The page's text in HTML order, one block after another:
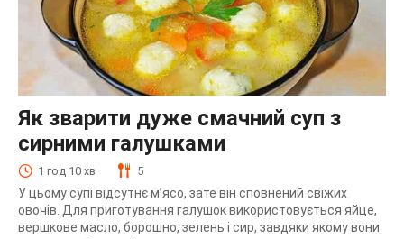
Як зварити дуже смачний суп з
сирними галушками
1 год 10 хв 5
У цьому супі відсутнє м’ясо, зате він сповнений свіжих
овочів. Для приготування галушок використовується яйце,
вершкове масло, борошно, зелень і сир, завдяки якому вони